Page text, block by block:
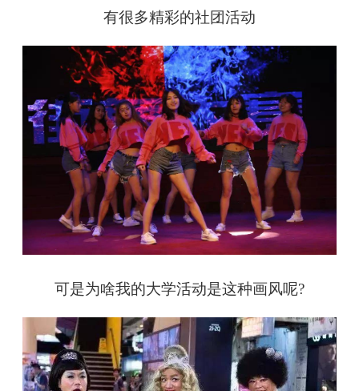
有很多精彩的社团活动
可是为啥我的大学活动是这种画风呢?